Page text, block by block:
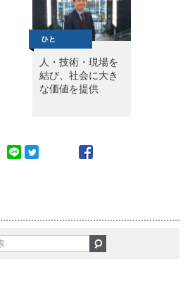
人・技術・現場を
結び、社会に大き
な価値を提供